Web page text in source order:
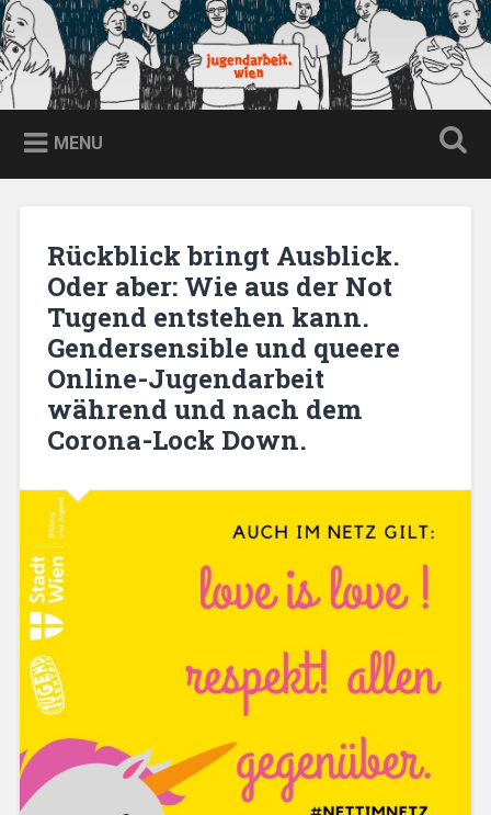
Skip
to
content
Search
jugendarbeit.wien
MENU
Rückblick bringt Ausblick.
Oder aber: Wie aus der Not
Tugend entstehen kann.
Gendersensible und queere
Online-Jugendarbeit
während und nach dem
Corona-Lock Down.